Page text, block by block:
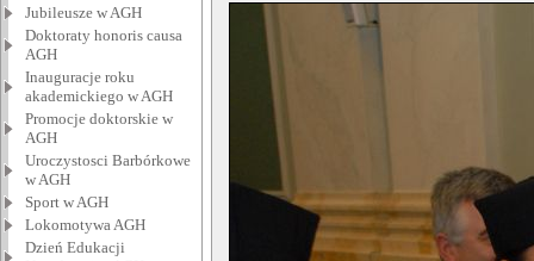
Jubileusze w AGH
Doktoraty honoris causa
AGH
Inauguracje roku
akademickiego w AGH
Promocje doktorskie w
AGH
Uroczystosci Barbórkowe
w AGH
Sport w AGH
Lokomotywa AGH
Dzień Edukacji